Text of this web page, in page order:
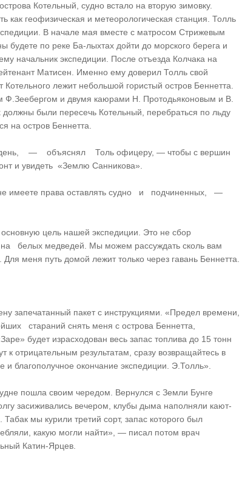
Котельный, судно встало на вторую зимовку.
как геофизическая и метеорологическая станция. Толль
В начале мая вместе с матросом Стрижевым
будете по реке Ба-лыхтах дойти до морского берега и
начальник экспедиции. После отъезда Колчака на
Матисен. Именно ему доверил Толль свой
лежит небольшой гористый остров Беннетта.
Ф.Зеебергом и двумя каюрами Н. Протодьяконовым и В.
были пересечь Котельный, перебраться по льду
на остров Беннетта.
— объяснял Толь офицеру, — чтобы с вершин
и увидеть «Землю Санникова».
права оставлять судно и подчиненных, —
цель нашей экспедиции. Это не сбор
белых медведей. Мы можем рассуждать сколь вам
меня путь домой лежит только через гавань Беннетта.
запечатанный пакет с инструкциями. «Предел времени,
стараний снять меня с острова Беннетта,
будет израсходован весь запас топлива до 15 тонн
к отрицательным результатам, сразу возвращайтесь в
и благополучное окончание экспедиции. Э.Толль».
пошла своим чередом. Вернулся с Земли Бунге
засиживались вечером, клубы дыма наполняли кают-
мы курили третий сорт, запас которого был
какую могли найти», — писал потом врач
Катин-Ярцев.